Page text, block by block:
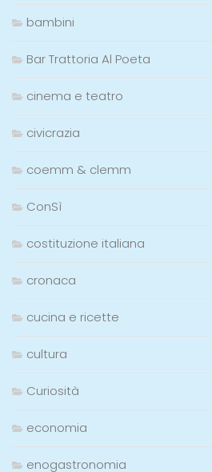
bambini
Bar Trattoria Al Poeta
cinema e teatro
civicrazia
coemm & clemm
ConSì
costituzione italiana
cronaca
cucina e ricette
cultura
Curiosità
economia
enogastronomia